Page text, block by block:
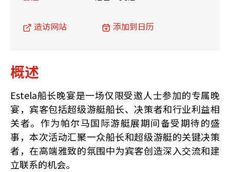
造访网站 添加到日历
概述
Estela船长晚宴是一场仅限受邀人士参加的专属晚
宴，宾客包括超级游艇船长、决策者和行业利益相
关者。作为帕尔马国际游艇展期间备受期待的盛
事，本次活动汇聚一众船长和超级游艇的关键决策
者，在高端雅致的氛围中为宾客创造深入交流和建
立联系的机会。